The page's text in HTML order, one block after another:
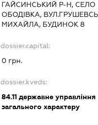
ГАЙСИНСЬКИЙ Р-Н, СЕЛО
ОБОДІВКА,
МИХАЙЛА, БУДИНОК 8
dossier.capital:
0 грн.
dossier.kveds:
84.11 державне управління
загального характеру